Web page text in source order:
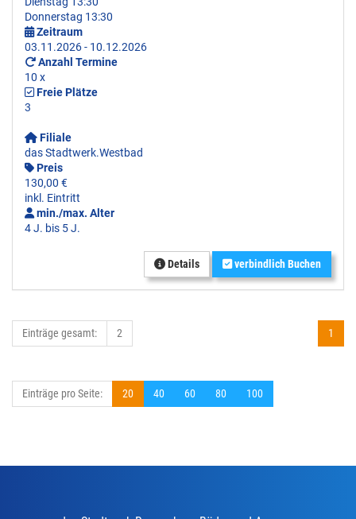
Donnerstag 13:30
Zeitraum
03.11.2026 - 10.12.2026
Anzahl Termine
10 x
Freie Plätze
3
Filiale
das Stadtwerk.Westbad
Preis
130,00 €
inkl. Eintritt
min./max. Alter
4 J. bis 5 J.
Details verbindlich Buchen
1
Einträge gesamt: 2
Einträge pro Seite: 20 40 60 80 100